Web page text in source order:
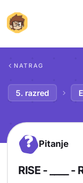
NATRAG
5. razred
? Pitanje
RISE - ____ -